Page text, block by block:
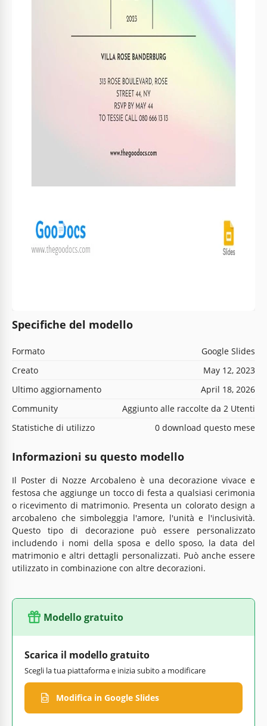
Specifiche del modello
Formato
Google Slides
Creato
May 12, 2023
Ultimo aggiornamento
April 18, 2026
Community
Aggiunto alle raccolte da 2 Utenti
Statistiche di utilizzo
0 download questo mese
Informazioni su questo modello
Il Poster di Nozze Arcobaleno è una decorazione vivace e
festosa che aggiunge un tocco di festa a qualsiasi cerimonia
o ricevimento di matrimonio. Presenta un colorato design a
arcobaleno che simboleggia l'amore, l'unità e l'inclusività.
Questo tipo di decorazione può essere personalizzato
includendo i nomi della sposa e dello sposo, la data del
matrimonio e altri dettagli personalizzati. Può anche essere
utilizzato in combinazione con altre decorazioni.
Modello gratuito
Scarica il modello gratuito
Scegli la tua piattaforma e inizia subito a modificare
Modifica in Google Slides